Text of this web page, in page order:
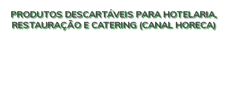
PRODUTOS DESCARTÁVEIS PARA HOTELARIA,
RESTAURAÇÃO E CATERING (CANAL HORECA)